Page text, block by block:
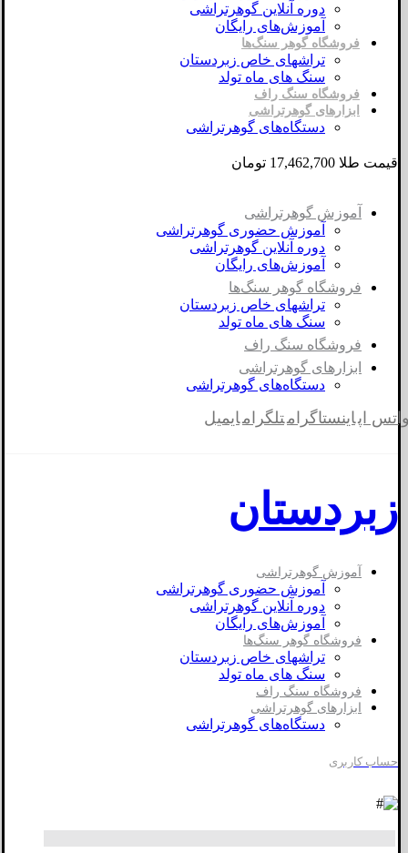
دوره آنلاین گوهرتراشی
آموزش‌های رایگان
فروشگاه گوهر سنگ‌ها
تراشهای خاص زبردستان
سنگ های ماه تولد
فروشگاه سنگ راف
ابزارهای گوهرتراشی
دستگاه‌های گوهرتراشی
قیمت طلا 17,462,700 تومان
آموزش گوهرتراشی
آموزش حضوری گوهرتراشی
دوره آنلاین گوهرتراشی
آموزش‌های رایگان
فروشگاه گوهر سنگ‌ها
تراشهای خاص زبردستان
سنگ های ماه تولد
فروشگاه سنگ راف
ابزارهای گوهرتراشی
دستگاه‌های گوهرتراشی
اپاینستاگرامتلگرامایمیل
زبردستان
آموزش گوهرتراشی
آموزش حضوری گوهرتراشی
دوره آنلاین گوهرتراشی
آموزش‌های رایگان
فروشگاه گوهر سنگ‌ها
تراشهای خاص زبردستان
سنگ های ماه تولد
فروشگاه سنگ راف
ابزارهای گوهرتراشی
دستگاه‌های گوهرتراشی
حساب کاربری